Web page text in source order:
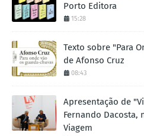
Porto Editora
15:28
Texto sobre "Para
de Afonso Cruz
08:43
Apresentação de
Fernando Dacosta,
Viagem